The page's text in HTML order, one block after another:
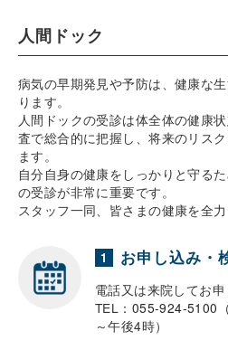
人間ドック
病気の早期発見や予防は、健康な
ります。
人間ドックの受診は体全体の健康
査で総合的に把握し、将来のリス
ます。
自分自身の健康をしっかりと守る
の受診が非常に重要です。
スタッフ一同、皆さまの健康を全
1 お申し込み・
電話又は来院してお申
TEL： 055-924-5100
～午後4時）